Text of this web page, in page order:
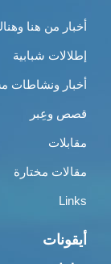
أخبار من هنا
إطلالات شبابية
أخبار ونشاطات
قصص وعِبر
مقابلات
مقالات مختارة
Links
أيقونات